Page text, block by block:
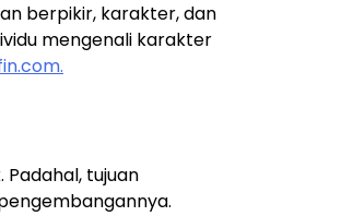
berpikir, karakter, dan
mengenali karakter
tujuan